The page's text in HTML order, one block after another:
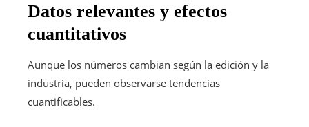
Datos relevantes y efectos
cuantitativos
Aunque los números cambian según la edición y la
industria, pueden observarse tendencias
cuantificables.